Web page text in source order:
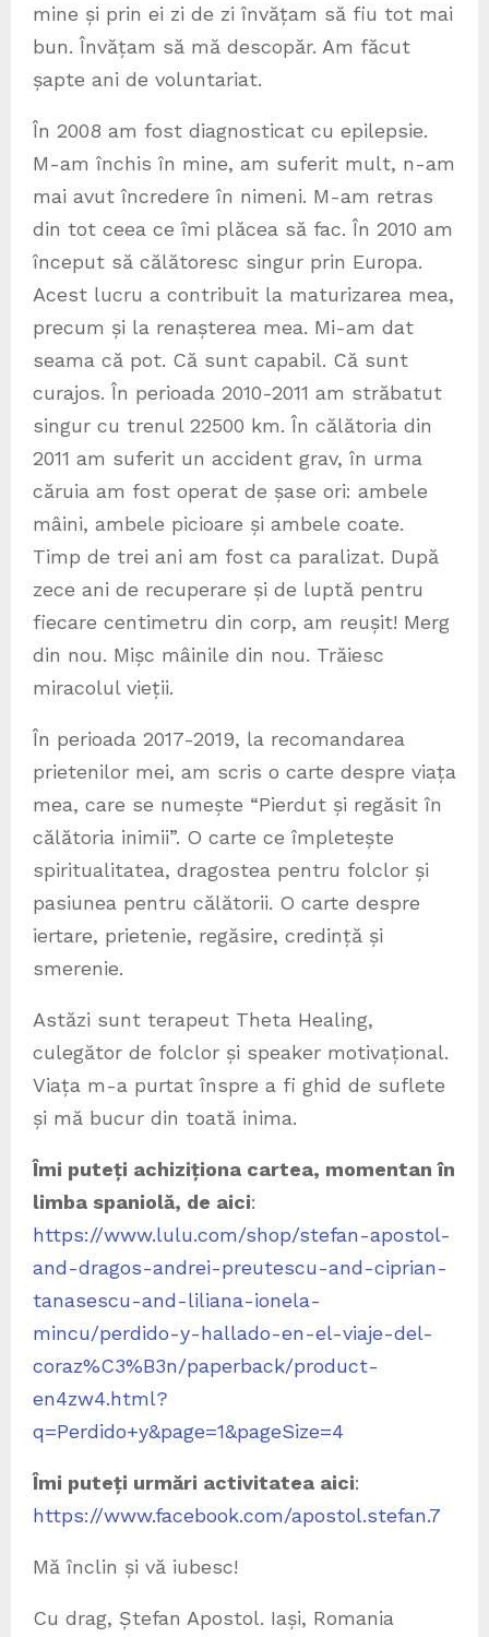
mine și prin ei zi de zi învățam să fiu tot mai
bun. Învățam să mă descopăr. Am făcut
șapte ani de voluntariat.
În 2008 am fost diagnosticat cu epilepsie.
M-am închis în mine, am suferit mult, n-am
mai avut încredere în nimeni. M-am retras
din tot ceea ce îmi plăcea să fac. În 2010 am
început să călătoresc singur prin Europa.
Acest lucru a contribuit la maturizarea mea,
precum și la renașterea mea. Mi-am dat
seama că pot. Că sunt capabil. Că sunt
curajos. În perioada 2010-2011 am străbatut
singur cu trenul 22500 km. În călătoria din
2011 am suferit un accident grav, în urma
căruia am fost operat de șase ori: ambele
mâini, ambele picioare și ambele coate.
Timp de trei ani am fost ca paralizat. După
zece ani de recuperare și de luptă pentru
fiecare centimetru din corp, am reușit! Merg
din nou. Mișc mâinile din nou. Trăiesc
miracolul vieții.
În perioada 2017-2019, la recomandarea
prietenilor mei, am scris o carte despre viața
mea, care se numește “Pierdut și regăsit în
călătoria inimii”. O carte ce împletește
spiritualitatea, dragostea pentru folclor și
pasiunea pentru călătorii. O carte despre
iertare, prietenie, regăsire, credință și
smerenie.
Astăzi sunt terapeut Theta Healing,
culegător de folclor și speaker motivațional.
Viața m-a purtat înspre a fi ghid de suflete
și mă bucur din toată inima.
Îmi puteți achiziționa cartea, momentan în
limba spaniolă, de aici:
https://www.lulu.com/shop/stefan-apostol-
and-dragos-andrei-preutescu-and-ciprian-
tanasescu-and-liliana-ionela-
mincu/perdido-y-hallado-en-el-viaje-del-
coraz%C3%B3n/paperback/product-
en4zw4.html?
q=Perdido+y&page=1&pageSize=4
Îmi puteți urmări activitatea aici:
https://www.facebook.com/apostol.stefan.7
Mă înclin și vă iubesc!
Cu drag, Ștefan Apostol. Iași, Romania